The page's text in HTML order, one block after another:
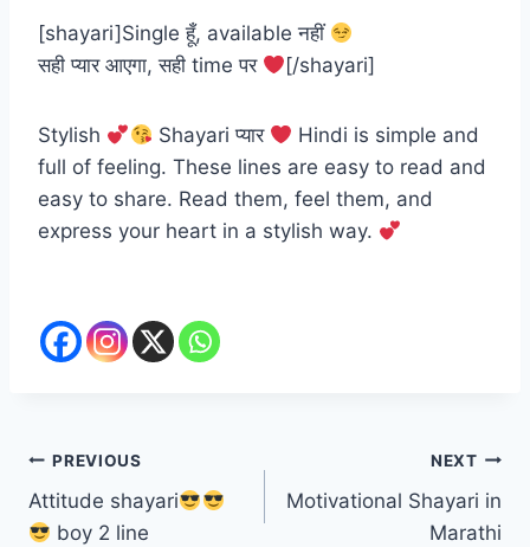
[shayari]Single हूँ, available नहीं
सही प्यार आएगा, सही time पर
[/shayari]
Stylish Shayari प्यार
Hindi is simple and
full of feeling. These lines are easy to read and
easy to share. Read them, feel them, and
express your heart in a stylish way.
Post
navigation
PREVIOUS
Attitude shayari
boy 2 line
NEXT
Motivational Shayari in
Marathi